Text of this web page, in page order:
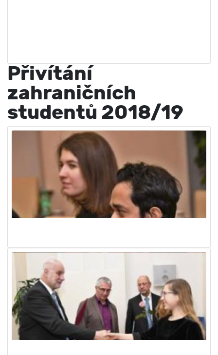
Přivítání
zahraničních
studentů 2018/19